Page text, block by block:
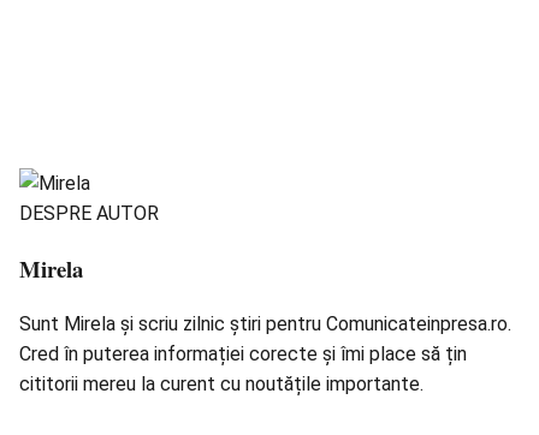
DESPRE AUTOR
Mirela
Sunt Mirela și scriu zilnic știri pentru Comunicateinpresa.ro.
Cred în puterea informației corecte și îmi place să țin
cititorii mereu la curent cu noutățile importante.